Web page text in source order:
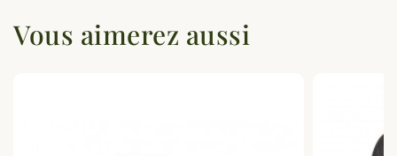
Vous aimerez aussi